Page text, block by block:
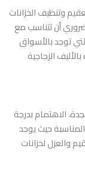
وتنظيف الخزانات
أن تتناسب مع
توجد بالأسواق
الزجاجية
الاهتمام بدرجة
المناسبة حيث يوجد
والعزل لخزانات